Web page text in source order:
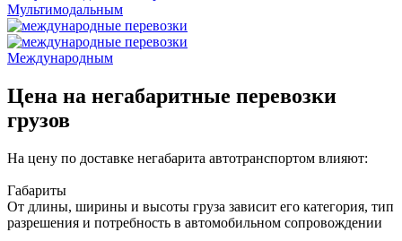
Мультимодальным
Международным
Цена на негабаритные перевозки
грузов
На цену по доставке негабарита автотранспортом влияют:
Габариты
От длины, ширины и высоты груза зависит его категория, тип
разрешения и потребность в автомобильном сопровождении